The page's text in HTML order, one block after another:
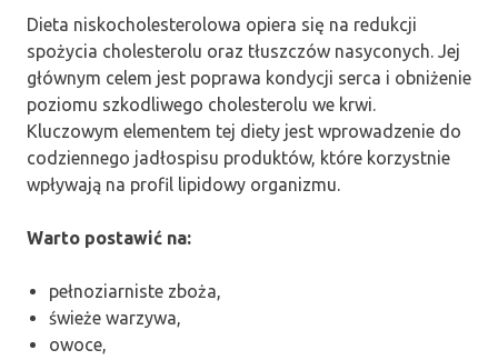
Dieta niskocholesterolowa opiera się na redukcji
spożycia cholesterolu oraz tłuszczów nasyconych. Jej
głównym celem jest poprawa kondycji serca i obniżenie
poziomu szkodliwego cholesterolu we krwi.
Kluczowym elementem tej diety jest wprowadzenie do
codziennego jadłospisu produktów, które korzystnie
wpływają na profil lipidowy organizmu.
Warto postawić na:
pełnoziarniste zboża,
świeże warzywa,
owoce,